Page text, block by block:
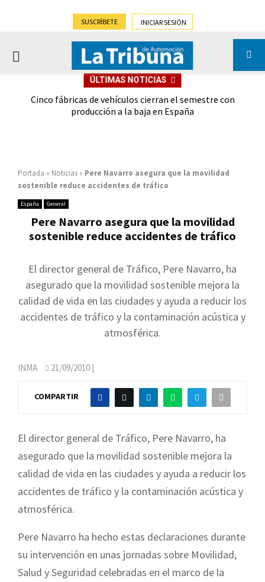
SUSCRÍBETE INICIAR SESIÓN
PRIMARY
ÚLTIMAS NOTICIAS
Cinco fábricas de vehículos cierran el semestre con
producción a la baja en España
Portada » Noticias » Pere Navarro asegura que la movilidad
sostenible reduce accidentes de tráfico
España General
Pere Navarro asegura que la movilidad
sostenible reduce accidentes de tráfico
El director general de Tráfico, Pere Navarro, ha
asegurado que la movilidad sostenible mejora la
calidad de vida en las ciudades y ayuda a reducir los
accidentes de tráfico y la contaminación acústica y
atmosférica.
INMA 21/09/2010 |
COMPARTIR
El director general de Tráfico, Pere Navarro, ha
asegurado que la movilidad sostenible mejora la
calidad de vida en las ciudades y ayuda a reducir los
accidentes de tráfico y la contaminación acústica y
atmosférica.
Pere Navarro ha hecho estas declaraciones durante
su intervención en unas jornadas sobre Movilidad,
Salud y Seguridad celebradas en el marco de la